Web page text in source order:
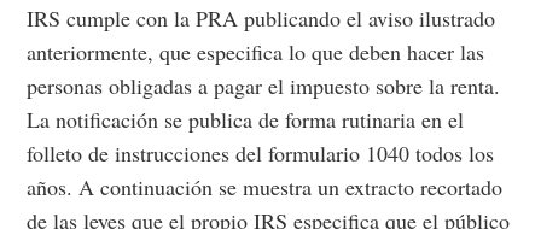
IRS cumple con la PRA publicando el aviso ilustrado
anteriormente, que especifica lo que deben hacer las
personas obligadas a pagar el impuesto sobre la renta.
La notificación se publica de forma rutinaria en el
folleto de instrucciones del formulario 1040 todos los
años. A continuación se muestra un extracto recortado
de las leyes que el propio IRS especifica que el público